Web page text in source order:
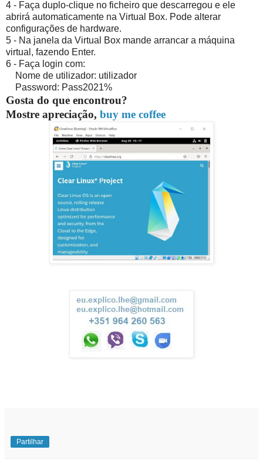
4 - Faça duplo-clique no ficheiro que descarregou e ele
abrirá automaticamente na Virtual Box. Pode alterar
configurações de hardware.
5 - Na janela da Virtual Box mande arrancar a máquina
virtual, fazendo Enter.
6 - Faça login com:
Nome de utilizador: utilizador
Password: Pass2021%
Gosta do que encontrou?
Mostre apreciação, buy me coffee
Partilhar